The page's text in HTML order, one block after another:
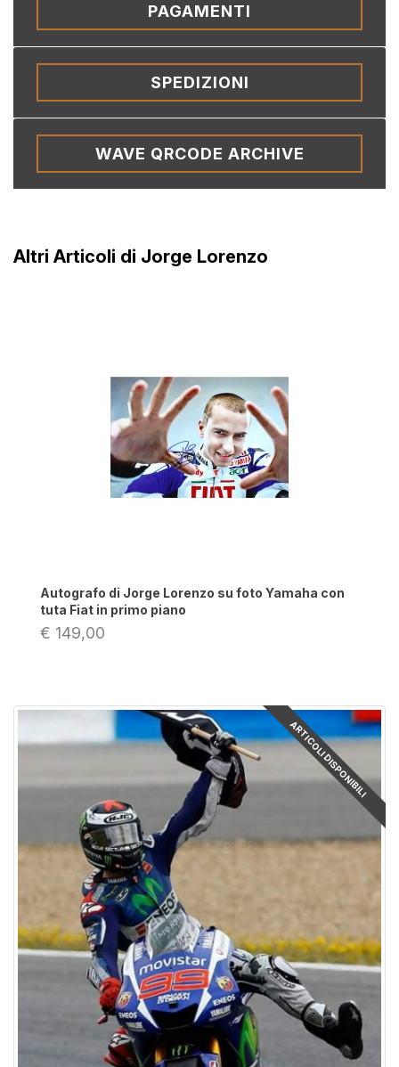
ARTICOLI DISPONIBILI
PAGAMENTI
SPEDIZIONI
WAVE QRCODE ARCHIVE
Altri Articoli di Jorge Lorenzo
Autografo di Jorge Lorenzo su foto Yamaha con
tuta Fiat in primo piano
€ 149,00